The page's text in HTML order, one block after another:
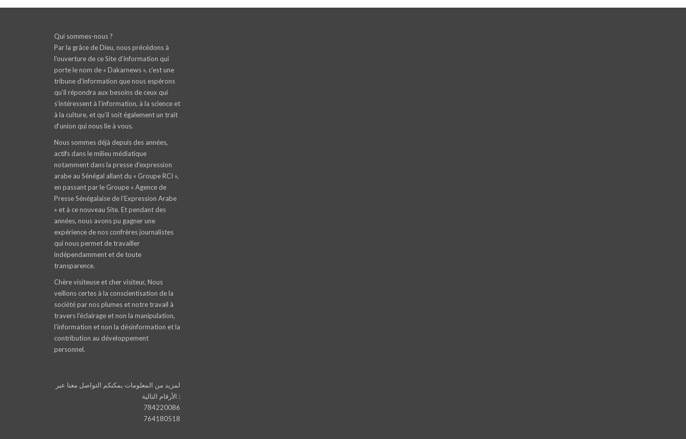
Qui sommes-nous ?
Par la grâce de Dieu, nous précédons à
l’ouverture de ce Site d’information qui
porte le nom de « Dakarnews », c’est une
tribune d’information que nous espérons
qu’il répondra aux besoins de ceux qui
s’intéressent à l’information, à la science et
à la culture, et qu’il soit également un trait
d‘union qui nous lie à vous.
Nous sommes déjà depuis des années,
actifs dans le milieu médiatique
notamment dans la presse d’expression
arabe au Sénégal allant du « Groupe RCI »,
en passant par le Groupe « Agence de
Presse Sénégalaise de l’Expression Arabe
» et à ce nouveau Site. Et pendant des
années, nous avons pu gagner une
expérience de nos confrères journalistes
qui nous permet de travailler
indépendamment et de toute
transparence.
Chère visiteuse et cher visiteur, Nous
veillons certes à la conscientisation de la
société par nos plumes et notre travail à
travers l’éclairage et non la manipulation,
l’information et non la désinformation et la
contribution au développement
personnel.
لمزيد من المعلومات يمكنكم التواصل معنا عبر
الأرقام التالية :
784220086
764180518